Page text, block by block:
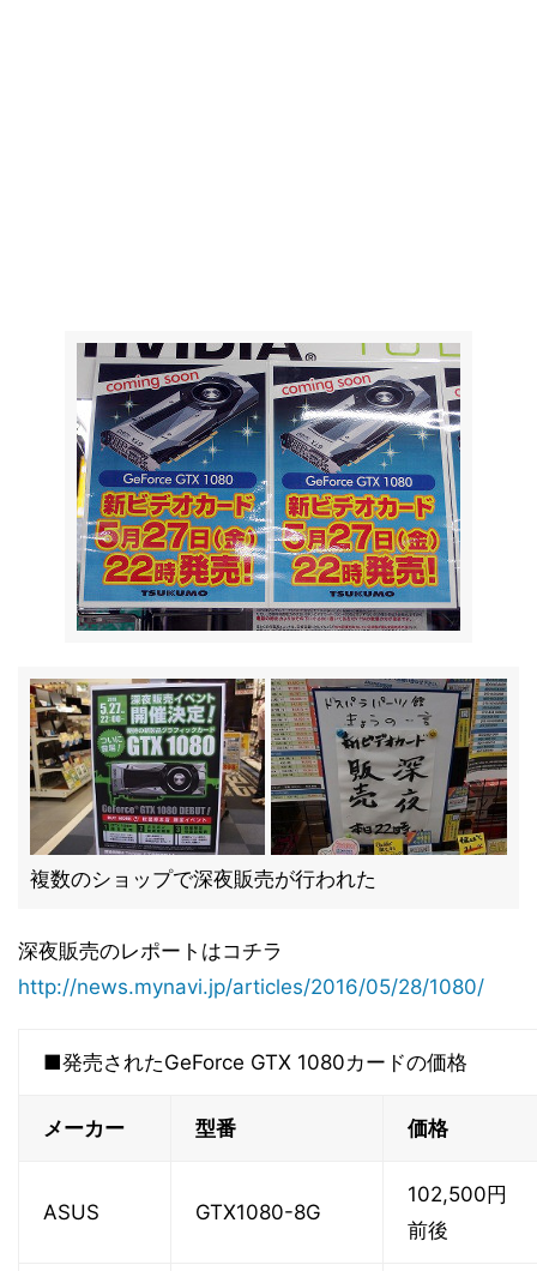
複数のショップで深夜販売が行われた
深夜販売のレポートはコチラ
http://news.mynavi.jp/articles/2016/05/28/1080/
■発売されたGeForce GTX 1080カードの価格
メーカー 型番 価格
ASUS GTX1080-8G
102,500円
前後